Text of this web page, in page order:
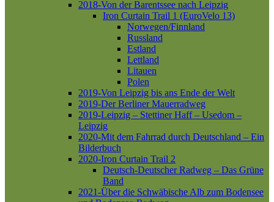
2018-Von der Barentssee nach Leipzig
Iron Curtain Trail 1 (EuroVelo 13)
Norwegen/Finnland
Russland
Estland
Lettland
Litauen
Polen
2019-Von Leipzig bis ans Ende der Welt
2019-Der Berliner Mauerradweg
2019-Leipzig – Stettiner Haff – Usedom –
Leipzig
2020-Mit dem Fahrrad durch Deutschland – Ein
Bilderbuch
2020-Iron Curtain Trail 2
Deutsch-Deutscher Radweg – Das Grüne
Band
2021-Über die Schwäbische Alb zum Bodensee